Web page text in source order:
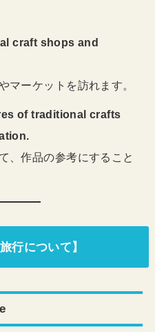
craft shops and
ーケットを訪れます。
of traditional crafts
、作品の参考にすること
行について】